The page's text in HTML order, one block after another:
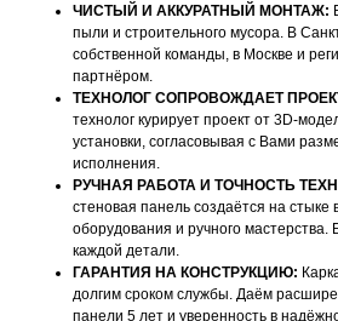
ЧИСТЫЙ И АККУРАТНЫЙ МОНТАЖ:
пыли и строительного мусора. В
собственной команды, в Москве и
партнёром.
ТЕХНОЛОГ СОПРОВОЖДАЕТ
технолог курирует проект от 3D-
установки, согласовывая с Вами
исполнения.
РУЧНАЯ РАБОТА И ТОЧНОСТЬ
стеновая панель создаётся на стыке
оборудования и ручного мастерства.
каждой детали.
ГАРАНТИЯ НА КОНСТРУКЦИЮ:
долгим сроком службы. Даём
панели 5 лет и уверенность в